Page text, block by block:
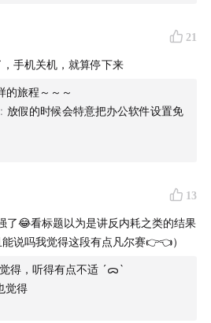
能安心停下来。
的瞬间。
我必须往前走。
命感。
，一部分不能。
功德。
21
手机关机，就算停下来
的旅程～～～
: 放假的时候会特意把办公软件设置免
13
了😂看标题以为是讲反内耗之类的结果
说吗我觉得这段有点凡尔赛👉👈）
得，听得有点不适 ´ᯅ`
觉得